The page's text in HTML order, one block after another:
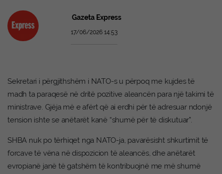
Gazeta Express
17/06/2026 14:53
Sekretari i përgjithshëm i NATO-s u përpoq me kujdes të
madh ta paraqesë në dritë pozitive aleancën para një takimi të
ministrave. Gjëja më e afërt që ai erdhi për të adresuar ndonjë
tension ishte se anëtarët kanë “shumë për të diskutuar”.
SHBA nuk po tërhiqet nga NATO-ja, pavarësisht shkurtimit të
forcave të vëna në dispozicion të aleancës, dhe anëtarët
evropianë janë të gatshëm të kontribuojnë me më shumë